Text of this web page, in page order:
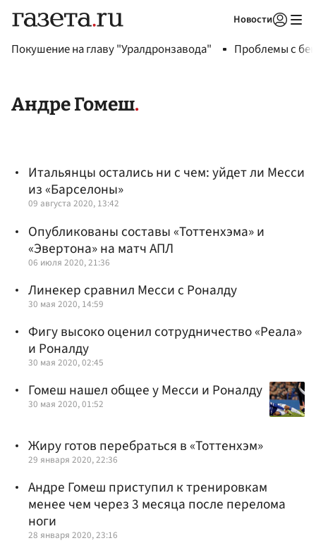
Новости
Покушение на главу "Уралдронзавода" Проблемы с
Андре Гомеш
Итальянцы остались ни с чем: уйдет ли Месси
из «Барселоны»
09 августа 2020, 13:42
Опубликованы составы «Тоттенхэма» и
«Эвертона» на матч АПЛ
06 июля 2020, 21:36
Линекер сравнил Месси с Роналду
30 мая 2020, 14:59
Фигу высоко оценил сотрудничество «Реала»
и Роналду
30 мая 2020, 02:45
Гомеш нашел общее у Месси и Роналду
30 мая 2020, 01:52
Жиру готов перебраться в «Тоттенхэм»
29 января 2020, 22:36
Андре Гомеш приступил к тренировкам
менее чем через 3 месяца после перелома
ноги
28 января 2020, 23:16